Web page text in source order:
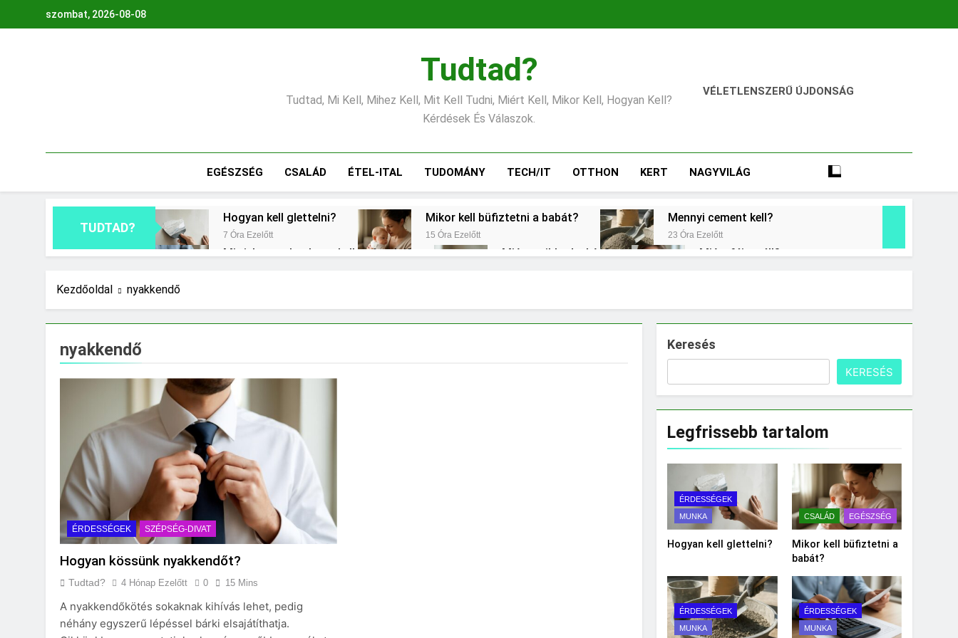
szombat, 2026-08-08
Tudtad?
Tudtad, Mi Kell, Mihez Kell, Mit Kell Tudni, Miért Kell, Mikor Kell, Hogyan Kell?
Kérdések És Válaszok.
VÉLETLENSZERŰ ÚJDONSÁG
EGÉSZSÉG CSALÁD ÉTEL-ITAL TUDOMÁNY TECH/IT OTTHON KERT NAGYVILÁG
TUDTAD?
Hogyan kell glettelni?
7 Óra Ezelőtt
Mikor kell büfiztetni a babát?
15 Óra Ezelőtt
Mennyi cement kell?
23 Óra Ezelőtt
Mit jelent a thm hogy kell számolni? Miért zsibbad a kéz? Miért fáj a váll?
Mikor kell tetőt cserélni?
Kezdőoldal nyakkendő
nyakkendő
ÉRDESSÉGEK SZÉPSÉG-DIVAT
Hogyan kössünk nyakkendőt?
Tudtad? 4 Hónap Ezelőtt 0 15 Mins
A nyakkendőkötés sokaknak kihívás lehet, pedig
néhány egyszerű lépéssel bárki elsajátíthatja.
Keresés
KERESÉS
Legfrissebb tartalom
ÉRDESSÉGEK
MUNKA
Hogyan kell glettelni?
CSALÁD EGÉSZSÉG
Mikor kell büfiztetni a
babát?
ÉRDESSÉGEK
MUNKA
ÉRDESSÉGEK
MUNKA